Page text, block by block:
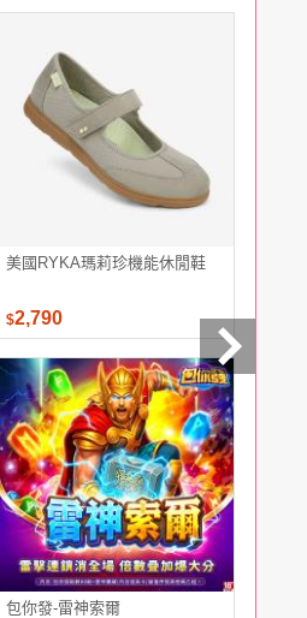
美國RYKA瑪莉珍機能休閒鞋
$2,790
包你發-雷神索爾
$5,658